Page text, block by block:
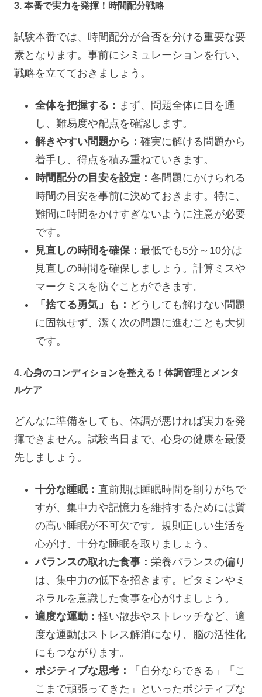
3. 本番で実力を発揮！時間配分戦略
試験本番では、時間配分が合否を分ける重要な要
素となります。事前にシミュレーションを行い、
戦略を立てておきましょう。
全体を把握する： まず、問題全体に目を通
し、難易度や配点を確認します。
解きやすい問題から： 確実に解ける問題から
着手し、得点を積み重ねていきます。
時間配分の目安を設定： 各問題にかけられる
時間の目安を事前に決めておきます。特に、
難問に時間をかけすぎないように注意が必要
です。
見直しの時間を確保： 最低でも5分～10分は
見直しの時間を確保しましょう。計算ミスや
マークミスを防ぐことができます。
「捨てる勇気」も： どうしても解けない問題
に固執せず、潔く次の問題に進むことも大切
です。
4. 心身のコンディションを整える！体調管理とメンタ
ルケア
どんなに準備をしても、体調が悪ければ実力を発
揮できません。試験当日まで、心身の健康を最優
先しましょう。
十分な睡眠： 直前期は睡眠時間を削りがちで
すが、集中力や記憶力を維持するためには質
の高い睡眠が不可欠です。規則正しい生活を
心がけ、十分な睡眠を取りましょう。
バランスの取れた食事： 栄養バランスの偏り
は、集中力の低下を招きます。ビタミンやミ
ネラルを意識した食事を心がけましょう。
適度な運動： 軽い散歩やストレッチなど、適
度な運動はストレス解消になり、脳の活性化
にもつながります。
ポジティブな思考：
「自分ならできる」「こ
こまで頑張ってきた」といったポジティブな